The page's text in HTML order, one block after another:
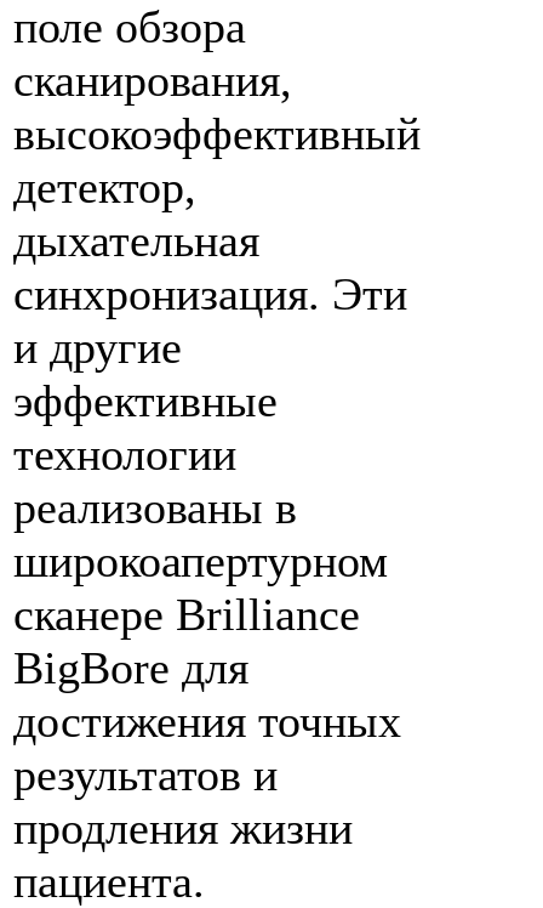
поле обзора
сканирования,
высокоэффективный
детектор,
дыхательная
синхронизация. Эти
и другие
эффективные
технологии
реализованы в
широкоапертурном
сканере Brilliance
BigBore для
достижения точных
результатов и
продления жизни
пациента.